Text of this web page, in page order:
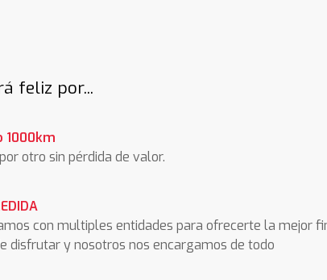
feliz por...
1000km
otro sin pérdida de valor.
con multiples entidades para ofrecerte la mejor
disfrutar y nosotros nos encargamos de todo